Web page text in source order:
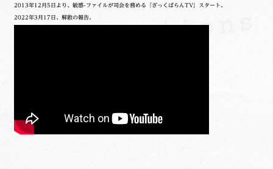
2013年12月5日より、敏感-ファイルが司会を務める『ざっくばらんTV』スタート。
2022年3月17日、解散の報告。